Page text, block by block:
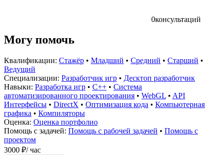
0консультаций
Могу помочь
Квалификации: Стажёр • Младший • Средний • Старший •
Ведущий
Специализации: Разработчик игр • Десктоп разработчик
Навыки: Разработка игр • C++ • Система
автоматизированного проектирования • WebGL • API
Интерфейсы • DirectX • Оптимизация кода • Компьютерная
графика • Компиляторы
Оценка: Оценка портфолио
Помощь с задачей: Помощь с рабочей задачей • Помощь с
проектом
3000 ₽/ час